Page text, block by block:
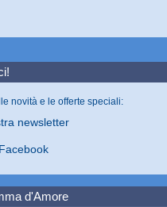
novità e le offerte speciali:
newsletter
d'Amore